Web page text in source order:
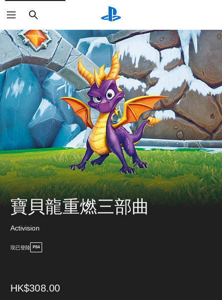
搜
尋
寶貝龍重燃三部曲
Activision
現已登陸 PS4
HK$308.00